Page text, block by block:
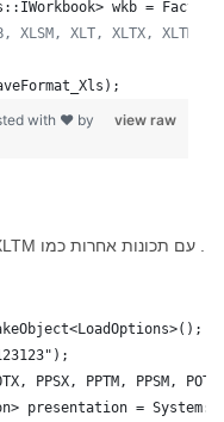
wkb =
XLT, XLTX, XLTM,
view raw
with ❤ by
PPSX, PPTM, PPSM,
presentation =